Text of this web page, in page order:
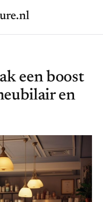
een boost
en